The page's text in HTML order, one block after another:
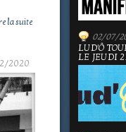
la suite
2020
02/07/
LUD'Ô
LE JEUDI